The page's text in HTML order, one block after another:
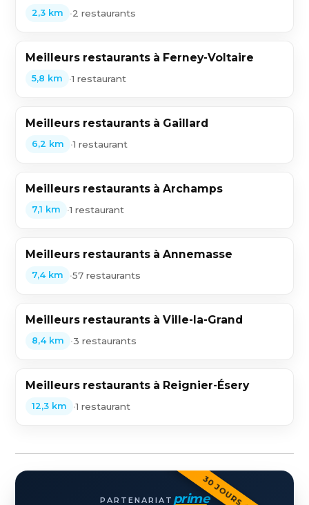
2,3 km •2 restaurants
Meilleurs restaurants à Ferney-Voltaire
5,8 km •1 restaurant
Meilleurs restaurants à Gaillard
6,2 km •1 restaurant
Meilleurs restaurants à Archamps
7,1 km •1 restaurant
Meilleurs restaurants à Annemasse
7,4 km •57 restaurants
Meilleurs restaurants à Ville-la-Grand
8,4 km •3 restaurants
Meilleurs restaurants à Reignier-Ésery
12,3 km •1 restaurant
PARTENARIAT prime